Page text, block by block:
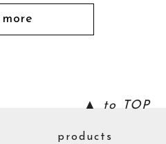
more
▲ to TOP
products